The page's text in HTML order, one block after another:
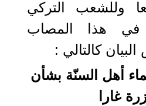
وللشعب التركي
في هذا المصاب
كالتالي :
أهل السنّة بشأن
غارا